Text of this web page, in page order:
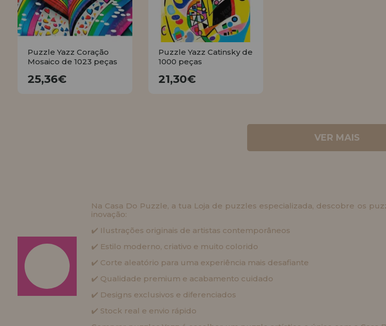
Puzzle Yazz Coração
Mosaico de 1023 peças
25,36€
Puzzle Yazz Catinsky de
1000 peças
21,30€
VER MAIS
Na Casa Do Puzzle, a tua Loja de puzzles especializada, descobre os
inovação:
✔️ Ilustrações originais de artistas contemporâneos
✔️ Estilo moderno, criativo e muito colorido
✔️ Corte aleatório para uma experiência mais desafiante
✔️ Qualidade premium e acabamento cuidado
✔️ Designs exclusivos e diferenciados
✔️ Stock real e envio rápido